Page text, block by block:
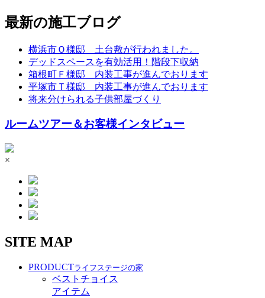
最新の施工ブログ
横浜市Ｏ様邸 土台敷が行われました。
デッドスペースを有効活用！階段下収納
箱根町Ｆ様邸 内装工事が進んでおります
平塚市Ｔ様邸 内装工事が進んでおります
将来分けられる子供部屋づくり
ルームツアー＆お客様インタビュー
×
SITE MAP
PRODUCTライフステージの家
ベストチョイス
アイテム